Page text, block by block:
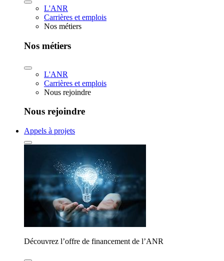
L'ANR
Carrières et emplois
Nos métiers
Nos métiers
L'ANR
Carrières et emplois
Nous rejoindre
Nous rejoindre
Appels à projets
Découvrez l’offre de financement de l’ANR